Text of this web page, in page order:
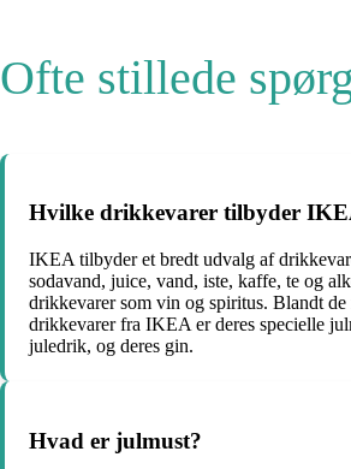
Ofte stillede
Hvilke drikkevarer tilbyder
IKEA tilbyder et bredt udvalg af
sodavand, juice, vand, iste, kaffe, te og
drikkevarer som vin og spiritus. Blandt
drikkevarer fra IKEA er deres specielle
juledrik, og deres gin.
Hvad er julmust?